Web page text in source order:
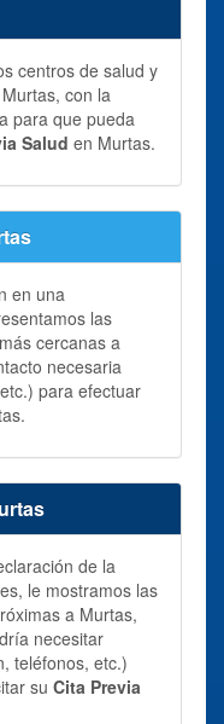
centros de salud y
con la
para que pueda
Salud en Murtas.
en una
las
cercanas a
necesaria
para efectuar
de la
le mostramos las
a Murtas,
necesitar
teléfonos, etc.)
su Cita Previa